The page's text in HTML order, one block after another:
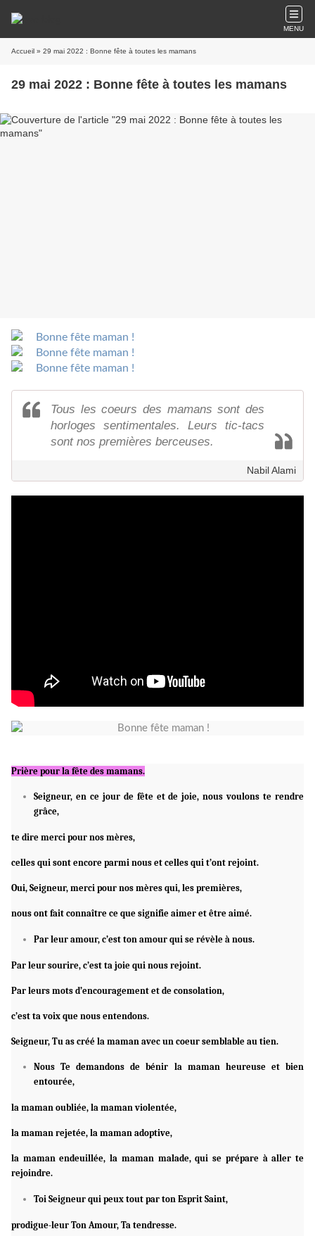
MENU
Accueil » 29 mai 2022 : Bonne fête à toutes les mamans
29 mai 2022 : Bonne fête à toutes les mamans
Tous les coeurs des mamans sont des
horloges sentimentales. Leurs tic-tacs
sont nos premières berceuses.
Nabil Alami
Prière pour la fête des mamans.
Seigneur, en ce jour de fête et de joie, nous voulons te rendre
grâce,
te dire merci pour nos mères,
celles qui sont encore parmi nous et celles qui t’ont rejoint.
Oui, Seigneur, merci pour nos mères qui, les premières,
nous ont fait connaître ce que signifie aimer et être aimé.
Par leur amour, c’est ton amour qui se révèle à nous.
Par leur sourire, c’est ta joie qui nous rejoint.
Par leurs mots d’encouragement et de consolation,
c’est ta voix que nous entendons.
Seigneur, Tu as créé la maman avec un coeur semblable au tien.
Nous Te demandons de bénir la maman heureuse et bien
entourée,
la maman oubliée, la maman violentée,
la maman rejetée, la maman adoptive,
la maman endeuillée, la maman malade, qui se prépare à aller te
rejoindre.
Toi Seigneur qui peux tout par ton Esprit Saint,
prodigue-leur Ton Amour, Ta tendresse.